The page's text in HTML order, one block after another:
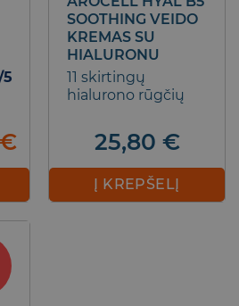
€Current
price
5,10 €.
SOOTHING VEIDO
KREMAS SU
HIALURONU
11 skirtingų
hialurono rūgčių
25,80 €
Į KREPŠELĮ